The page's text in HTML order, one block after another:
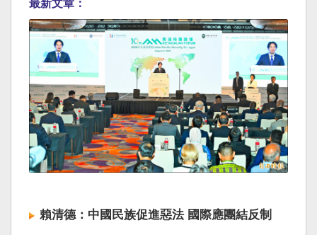
最新文章：
賴清德：中國民族促進惡法 國際應團結反制